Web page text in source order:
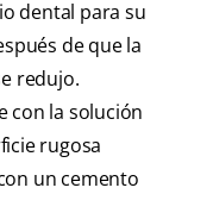
dental para su
de que la
redujo.
con la solución
rugosa
un cemento